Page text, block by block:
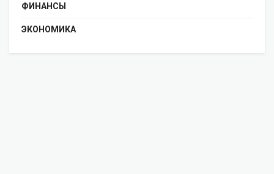
ФИНАНСЫ
ЭКОНОМИКА